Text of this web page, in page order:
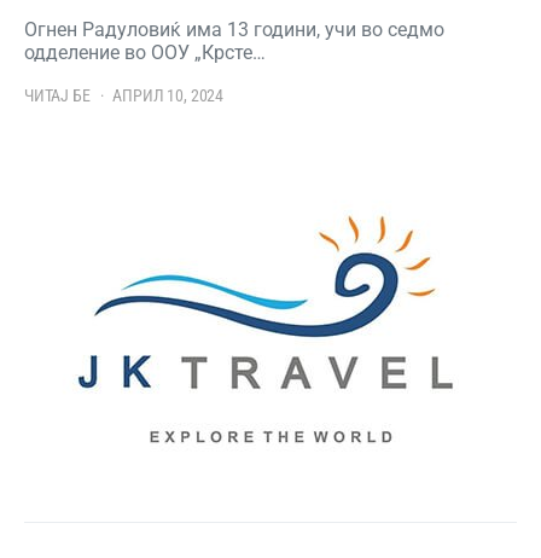
Огнен Радуловиќ има 13 години, учи во седмо
одделение во ООУ „Крсте…
ЧИТАЈ БЕ АПРИЛ 10, 2024